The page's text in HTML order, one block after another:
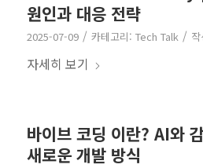
원인과 대응 전략
2025-07-09 / 카테고리: Tech Talk /
자세히 보기
바이브 코딩 이란? AI와
새로운 개발 방식